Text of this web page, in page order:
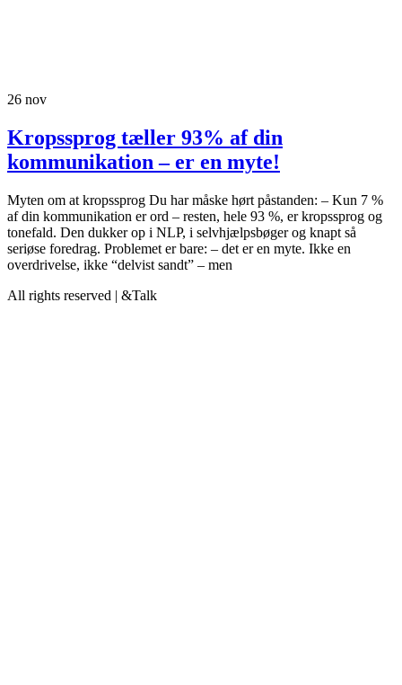
26 nov
Kropssprog tæller 93% af din
kommunikation – er en myte!
Myten om at kropssprog Du har måske hørt påstanden: – Kun 7 %
af din kommunikation er ord – resten, hele 93 %, er kropssprog og
tonefald. Den dukker op i NLP, i selvhjælpsbøger og knapt så
seriøse foredrag. Problemet er bare: – det er en myte. Ikke en
overdrivelse, ikke “delvist sandt” – men
All rights reserved | &Talk